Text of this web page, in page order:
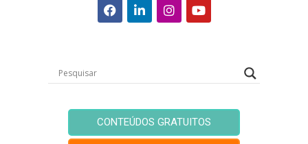
CONTEÚDOS GRATUITOS